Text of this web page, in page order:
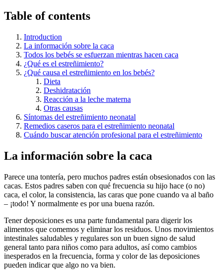
Table of contents
Introduction
La información sobre la caca
Todos los bebés se esfuerzan mientras hacen caca
¿Qué es el estreñimiento?
¿Qué causa el estreñimiento en los bebés?
Dieta
Deshidratación
Reacción a la leche materna
Otras causas
Síntomas del estreñimiento neonatal
Remedios caseros para el estreñimiento neonatal
Cuándo buscar atención profesional para el estreñimiento
La información sobre la caca
Parece una tontería, pero muchos padres están obsesionados con las
cacas. Estos padres saben con qué frecuencia su hijo hace (o no)
caca, el color, la consistencia, las caras que pone cuando va al baño
– ¡todo! Y normalmente es por una buena razón.
Tener deposiciones es una parte fundamental para digerir los
alimentos que comemos y eliminar los residuos. Unos movimientos
intestinales saludables y regulares son un buen signo de salud
general tanto para niños como para adultos, así como cambios
inesperados en la frecuencia, forma y color de las deposiciones
pueden indicar que algo no va bien.